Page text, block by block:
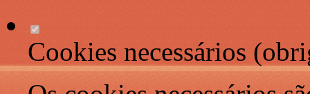
Cookies necessários